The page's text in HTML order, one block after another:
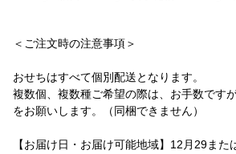
＜ご注文時の注意事項＞
おせちはすべて個別配送となります。
複数個、複数種ご希望の際は、お手数です
をお願いします。（同梱できません）
【お届け日・お届け可能地域】12月29ま